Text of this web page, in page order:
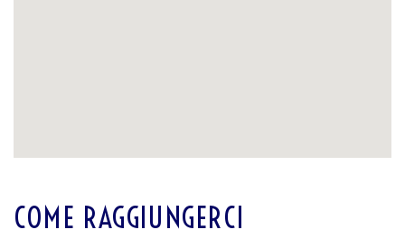
COME RAGGIUNGERCI